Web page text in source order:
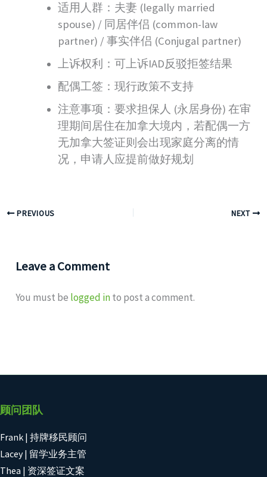
适用人群：夫妻 (legally married
spouse) / 同居伴侣 (common-law
partner) / 事实伴侣 (Conjugal partner)
上诉权利：可上诉IAD反驳拒签结果
配偶工签：现行政策不支持
注意事项：要求担保人 (永居身份) 在审
理期间居住在加拿大境内，若配偶一方
无加拿大签证则会出现家庭分离的情
况，申请人应提前做好规划
PREVIOUS NEXT
Leave a Comment
You must be logged into post a comment.
顾问团队
Frank | 持牌移民顾问
Lacey | 留学业务主管
Thea | 资深签证文案